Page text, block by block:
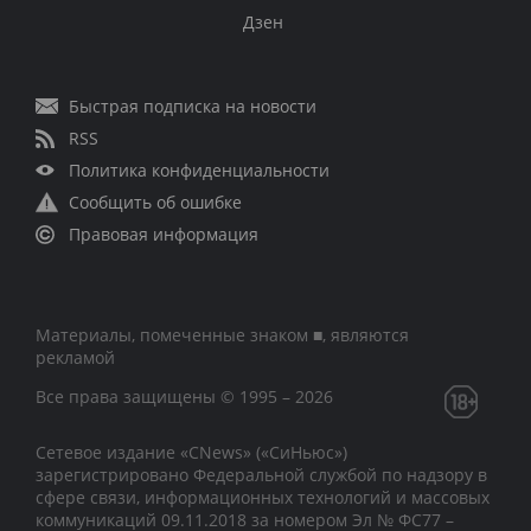
Дзен
Быстрая подписка на новости
RSS
Политика конфиденциальности
Сообщить об ошибке
Правовая информация
Материалы, помеченные знаком ■, являются
рекламой
Все права защищены © 1995 – 2026
Сетевое издание «CNews» («СиНьюс»)
зарегистрировано Федеральной службой по надзору в
сфере связи, информационных технологий и массовых
коммуникаций 09.11.2018 за номером Эл № ФС77 –